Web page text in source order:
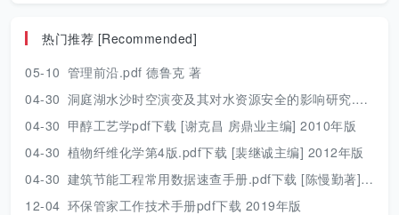
热门推荐 [Recommended]
05-10 管理前沿.pdf 德鲁克 著
04-30 洞庭湖水沙时空演变及其对水资源安全的影响研究.pdf 胡光伟 著 2017年版
04-30 甲醇工艺学pdf下载 [谢克昌 房鼎业主编] 2010年版
04-30 植物纤维化学第4版.pdf下载 [裴继诚主编] 2012年版
04-30 建筑节能工程常用数据速查手册.pdf下载 [陈慢勤著] 2010年版
12-04 环保管家工作技术手册pdf下载 2019年版